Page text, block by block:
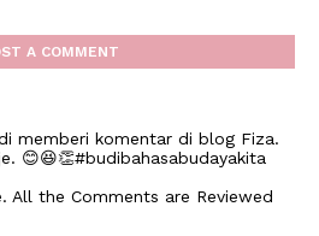
A COMMENT
memberi komentar di blog Fiza.
😊😆👏#budibahasabudayakita
All the Comments are Reviewed